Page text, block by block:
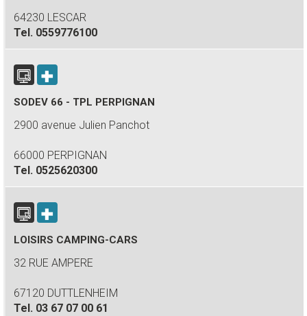
64230 LESCAR
Tel. 0559776100
SODEV 66 - TPL PERPIGNAN
2900 avenue Julien Panchot
66000 PERPIGNAN
Tel. 0525620300
LOISIRS CAMPING-CARS
32 RUE AMPERE
67120 DUTTLENHEIM
Tel. 03 67 07 00 61